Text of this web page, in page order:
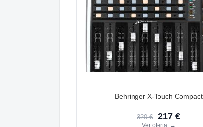
Behringer X-Touch Compact
320 € 217 €
Ver oferta →